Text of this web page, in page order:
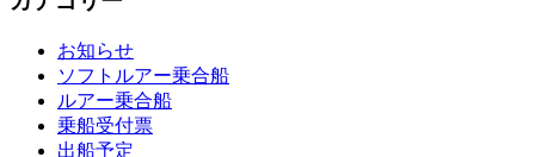
お知らせ
ソフトルアー乗合船
ルアー乗合船
乗船受付票
出船予定